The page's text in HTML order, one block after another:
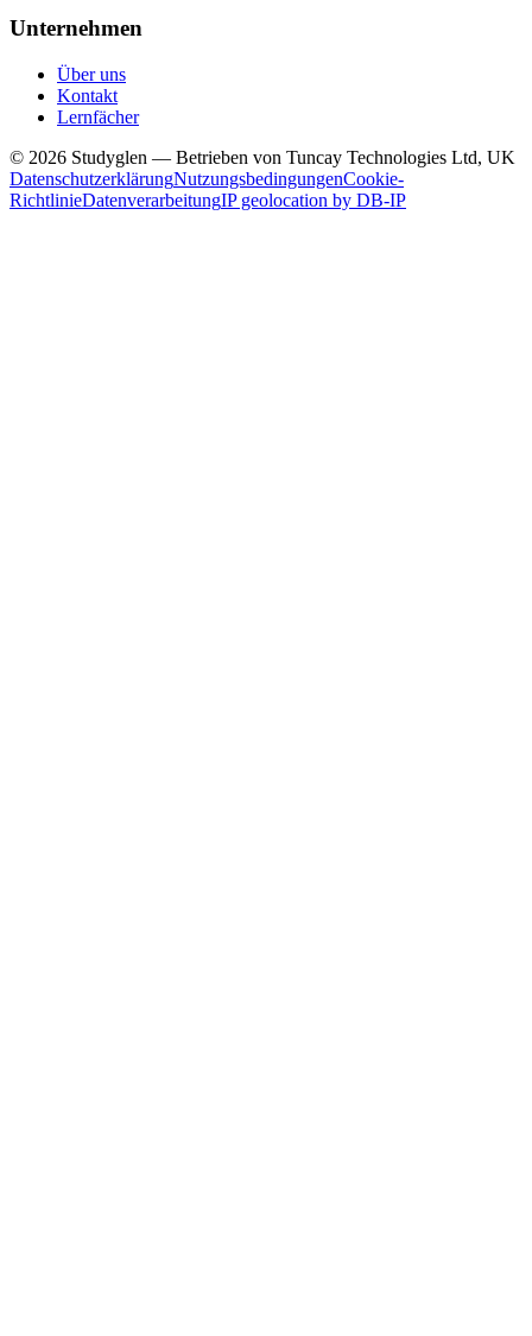
Unternehmen
Über uns
Kontakt
Lernfächer
© 2026 Studyglen — Betrieben von Tuncay Technologies Ltd, UK
DatenschutzerklärungNutzungsbedingungenCookie-
RichtlinieDatenverarbeitungIP geolocation by DB-IP